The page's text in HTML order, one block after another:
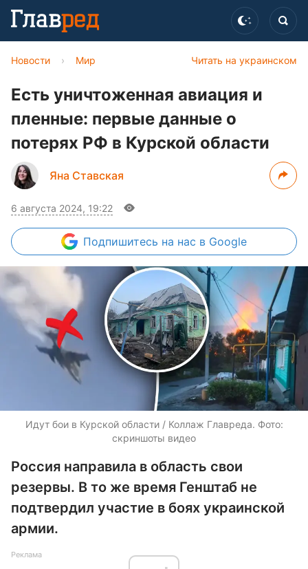
Читать на украинском
Новости › Мир
Есть уничтоженная авиация и
пленные: первые данные о
потерях РФ в Курской области
Яна Ставская
6 августа 2024, 19:22
Подпишитесь на нас в Google
Идут бои в Курской области / Коллаж Главреда. Фото:
скриншоты видео
Россия направила в область свои
резервы. В то же время Генштаб не
подтвердил участие в боях украинской
армии.
Реклама